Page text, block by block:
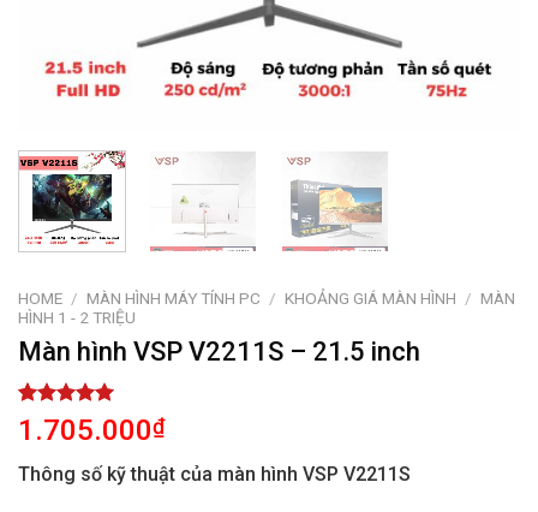
HOME / MÀN HÌNH MÁY TÍNH PC / KHOẢNG GIÁ MÀN HÌNH / MÀN
HÌNH 1 - 2 TRIỆU
Màn hình VSP V2211S – 21.5 inch
Rated5.00
out of 5
1
customer
1.705.000₫
Thông số kỹ thuật của màn hình VSP V2211S